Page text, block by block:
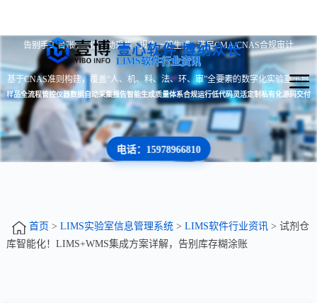
壹心软件 博纳众长
告别手工台账 · 数据自动采集 · 报告一键生成 · 满足CMA/CNAS合规审计
LIMS软件行业资讯
基于CNAS准则构建，覆盖“人、机、料、法、环、审”全要素的数字化实验室平台
样品全流程管控仪器数据自动采集报告智能生成质量体系合规运行低代码灵活定制私有化源码交付
电话：15978966810
首页 > LIMS实验室信息管理系统> LIMS软件行业资讯> 试剂仓
库智能化！LIMS+WMS集成方案详解，告别库存糊涂账